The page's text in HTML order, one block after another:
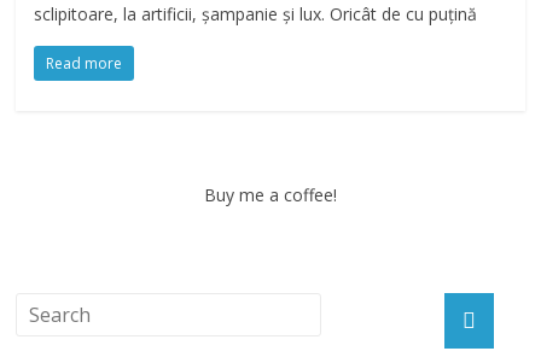
sclipitoare, la artificii, șampanie și lux. Oricât de cu puțină
Read more
Buy me a coffee!